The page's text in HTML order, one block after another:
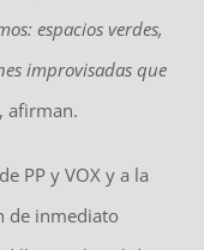
espacios verdes,
improvisadas que
afirman.
PP y VOX y a la
de inmediato